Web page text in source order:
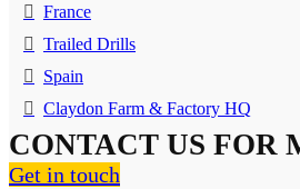
France
Trailed Drills
Spain
Claydon Farm & Factory HQ
CONTACT US FOR
Get in touch